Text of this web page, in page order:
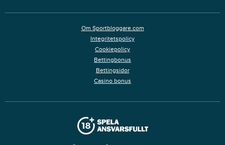
Om Sportbloggare.com
Integritetspolicy
Cookiepolicy
Bettingbonus
Bettingsidor
Casino bonus